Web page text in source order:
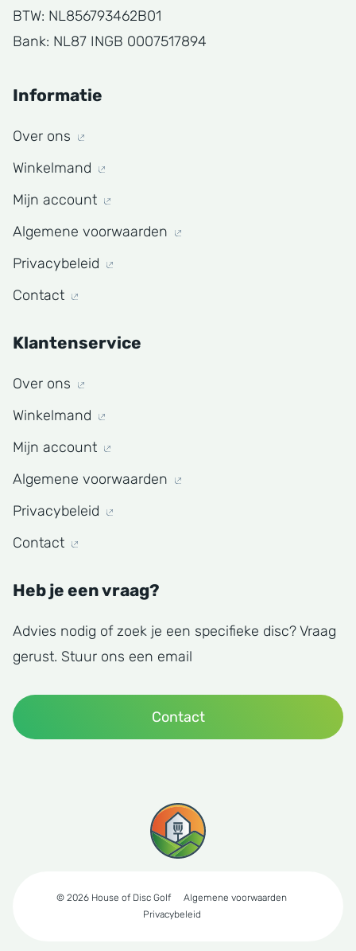
BTW: NL856793462B01
Bank: NL87 INGB 0007517894
Informatie
Over ons
Winkelmand
Mijn account
Algemene voorwaarden
Privacybeleid
Contact
Klantenservice
Over ons
Winkelmand
Mijn account
Algemene voorwaarden
Privacybeleid
Contact
Heb je een vraag?
Advies nodig of zoek je een specifieke disc? Vraag
gerust. Stuur ons een email
Contact
© 2026 House of Disc Golf
Algemene voorwaarden
Privacybeleid